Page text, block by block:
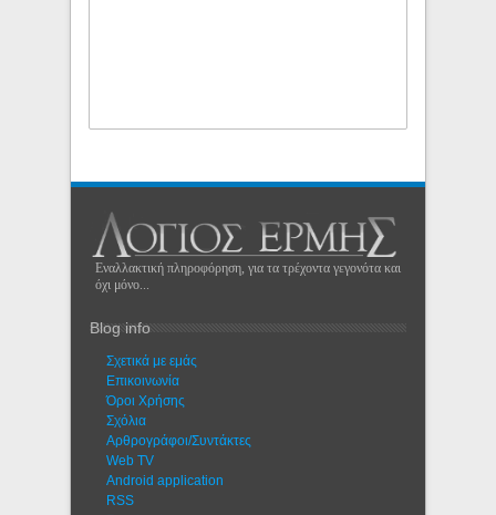
Εναλλακτική πληροφόρηση, για τα τρέχοντα γεγονότα και
όχι μόνο...
Blog info
Σχετικά με εμάς
Eπικοινωνία
Όροι Χρήσης
Σχόλια
Αρθρογράφοι/Συντάκτες
Web TV
Android application
RSS